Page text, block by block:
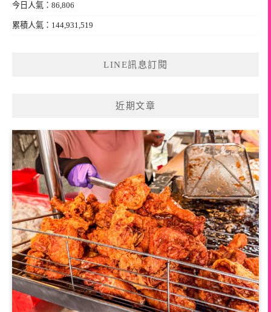
今日人氣：86,806
累積人氣：144,931,519
LINE訊息訂閱
近期文章